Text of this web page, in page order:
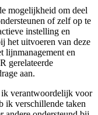
mogelijkheid om deel
of zelf op te
instelling en
het uitvoeren van deze
lijnmanagement en
gerelateerde
aan.
verantwoordelijk voor
ik verschillende taken